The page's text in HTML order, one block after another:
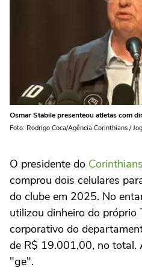
Osmar Stabile presenteou atletas com
Foto: Rodrigo Coca/Agência Corinthians /
O presidente do Corinthians
comprou dois celulares
do clube em 2025. No
utilizou dinheiro do próprio
corporativo do
de R$ 19.001,00, no total.
"ge".